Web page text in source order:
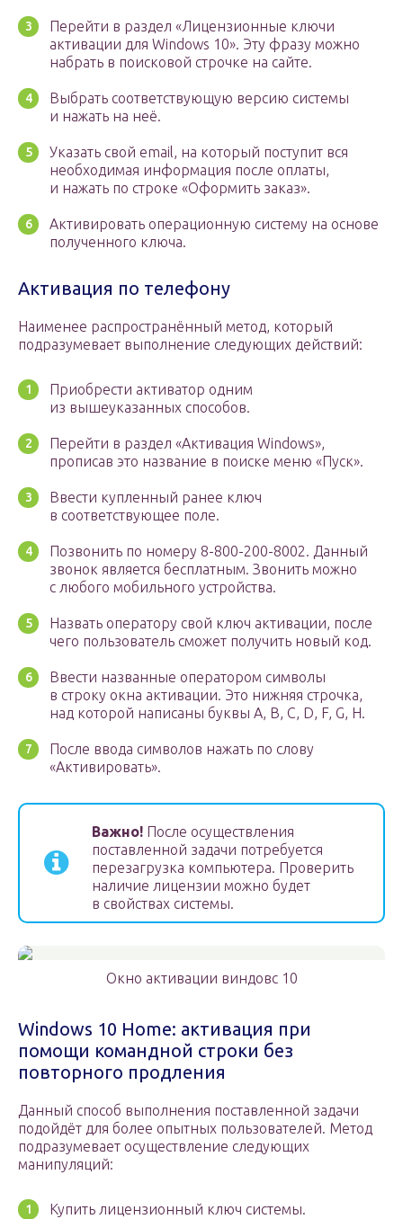
Перейти в раздел «Лицензионные ключи
активации для Windows 10». Эту фразу можно
набрать в поисковой строчке на сайте.
Выбрать соответствующую версию системы
и нажать на неё.
Указать свой email, на который поступит вся
необходимая информация после оплаты,
и нажать по строке «Оформить заказ».
Активировать операционную систему на основе
полученного ключа.
Активация по телефону
Наименее распространённый метод, который
подразумевает выполнение следующих действий:
Приобрести активатор одним
из вышеуказанных способов.
Перейти в раздел «Активация Windows»,
прописав это название в поиске меню «Пуск».
Ввести купленный ранее ключ
в соответствующее поле.
Позвонить по номеру 8-800-200-8002. Данный
звонок является бесплатным. Звонить можно
с любого мобильного устройства.
Назвать оператору свой ключ активации, после
чего пользователь сможет получить новый код.
Ввести названные оператором символы
в строку окна активации. Это нижняя строчка,
над которой написаны буквы A, B, C, D, F, G, H.
После ввода символов нажать по слову
«Активировать».
Важно! После осуществления
поставленной задачи потребуется
перезагрузка компьютера. Проверить
наличие лицензии можно будет
в свойствах системы.
Окно активации виндовс 10
Windows 10 Home: активация при
помощи командной строки без
повторного продления
Данный способ выполнения поставленной задачи
подойдёт для более опытных пользователей. Метод
подразумевает осуществление следующих
манипуляций:
Купить лицензионный ключ системы.